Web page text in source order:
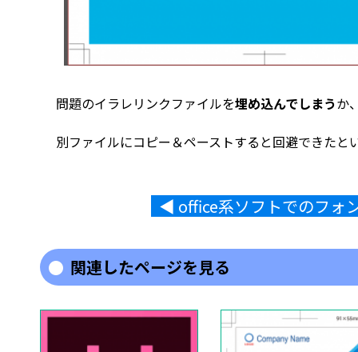
問題のイラレリンクファイルを埋め込んでしまうか
別ファイルにコピー＆ペーストすると回避できた
◀︎ office系ソフトでのフォ
関連したページを見る